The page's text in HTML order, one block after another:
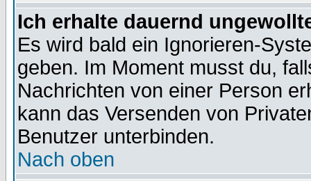
Ich erhalte dauernd
Es wird bald ein Ignorieren-
geben. Im Moment musst du,
Nachrichten von einer Person
kann das Versenden von
Benutzer unterbinden.
Nach oben